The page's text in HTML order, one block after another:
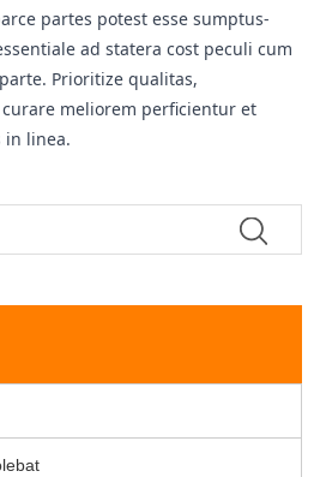
partes potest esse sumptus-
ad statera cost peculi cum
Prioritize qualitas,
meliorem perficientur et
in linea.